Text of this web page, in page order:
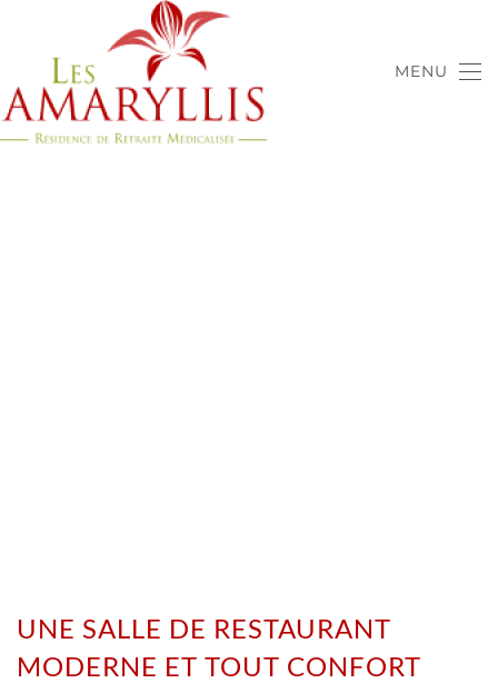
Accéder au contenu principal MENU
UNE SALLE DE RESTAURANT
MODERNE ET TOUT CONFORT